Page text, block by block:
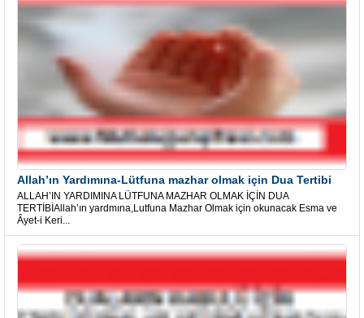
Allah’ın Yardımına-Lütfuna mazhar olmak için Dua Tertibi
ALLAH’IN YARDIMINA LÜTFUNA MAZHAR OLMAK İÇİN DUA
TERTİBİAllah’ın yardmına,Lutfuna Mazhar Olmak için okunacak Esma ve
Âyet-i Keri...